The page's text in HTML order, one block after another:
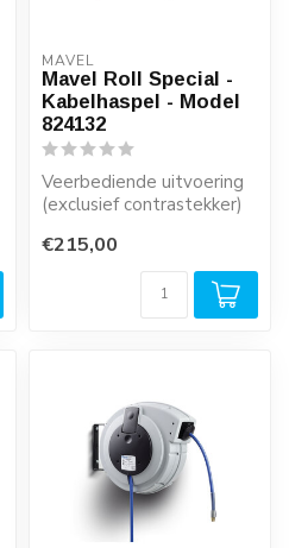
MAVEL
Mavel Roll Special -
Kabelhaspel - Model
824132
Veerbediende uitvoering
(exclusief contrastekker)
€215,00